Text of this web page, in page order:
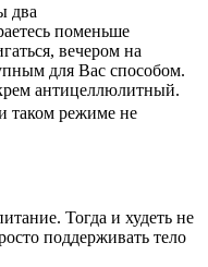
два
поменьше
вечером на
для Вас способом.
антицеллюлитный.
таком режиме не
Тогда и худеть не
поддерживать тело